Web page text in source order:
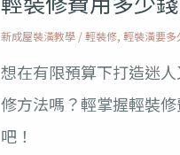
新成屋裝潢教學 /輕裝修, 輕裝潢要多
想在有限預算下打造迷
修方法嗎？輕掌握輕裝
吧！
招
式
幫
你
輕